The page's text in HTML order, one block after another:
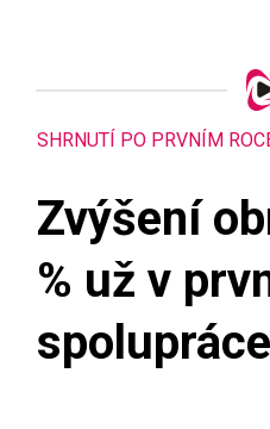
SHRNUTÍ PO PRVNÍM
Zvýšení
% už v
spolupráce